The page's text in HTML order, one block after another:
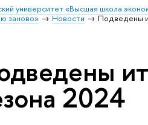
университет «Высшая школа
заново»
Новости Подведены
2024